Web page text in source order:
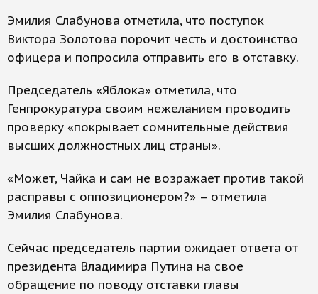
Эмилия Слабунова отметила, что поступок
Виктора Золотова порочит честь и достоинство
офицера и попросила отправить его в отставку.
Председатель «Яблока» отметила, что
Генпрокуратура своим нежеланием проводить
проверку «покрывает сомнительные действия
высших должностных лиц страны».
«Может, Чайка и сам не возражает против такой
расправы с оппозиционером?» – отметила
Эмилия Слабунова.
Сейчас председатель партии ожидает ответа от
президента Владимира Путина на свое
обращение по поводу отставки главы